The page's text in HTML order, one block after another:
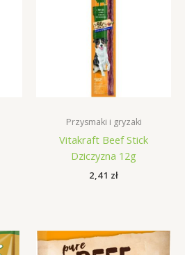
Przysmaki i gryzaki
Vitakraft Beef Stick
Dziczyzna 12g
2,41 zł